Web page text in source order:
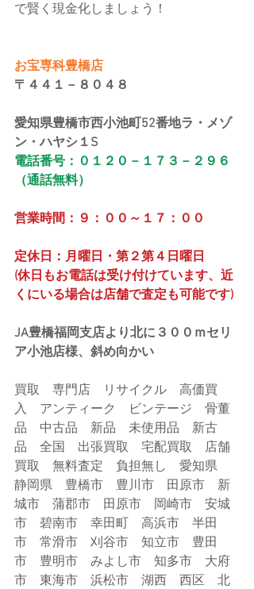
で賢く現金化しましょう！
お宝専科豊橋店
〒４４１－８０４８
愛知県豊橋市西小池町52番地ラ・メゾ
ン・ハヤシ１S
電話番号：０１２０－１７３－２９６
（通話無料）
営業時間：９：００～１７：００
定休日：月曜日・第２第４日曜日
(休日もお電話は受け付けています、近
くにいる場合は店舗で査定も可能です)
JA豊橋福岡支店より北に３００ｍセリ
ア小池店様、斜め向かい
買取　専門店　リサイクル　高価買
入　アンティーク　ビンテージ　骨董
品　中古品　新品　未使用品　新古
品　全国　出張買取　宅配買取　店舗
買取　無料査定　負担無し　愛知県
静岡県　豊橋市　豊川市　田原市　新
城市　蒲郡市　田原市　岡崎市　安城
市　碧南市　幸田町　高浜市　半田
市　常滑市　刈谷市　知立市　豊田
市　豊明市　みよし市　知多市　大府
市　東海市　浜松市　湖西　西区　北